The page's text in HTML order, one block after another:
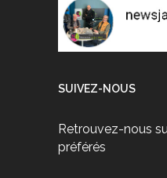
SUIVEZ-NOUS
Retrouvez-nous
préférés